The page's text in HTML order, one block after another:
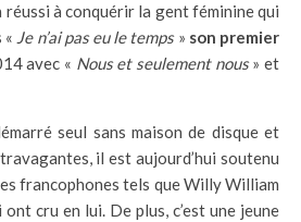
réussi à conquérir la gent féminine qui
« Je n’ai pas eu le temps » son premier
avec « Nous et seulement nous» et
seul sans maison de disque et
il est aujourd’hui soutenu
francophones tels que Willy William
cru en lui. De plus, c’est une jeune